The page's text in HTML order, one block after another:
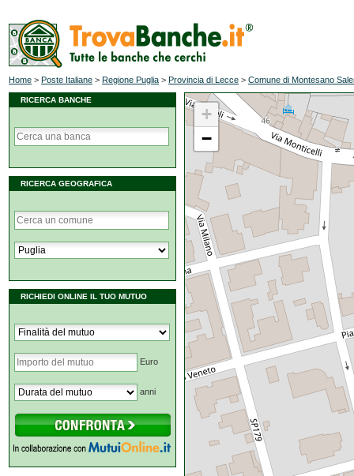
Home > Poste Italiane > Regione Puglia > Provincia di Lecce > Comune di Montesano
RICERCA BANCHE
RICERCA GEOGRAFICA
RICHIEDI ONLINE IL TUO MUTUO
Euro
anni
+
−